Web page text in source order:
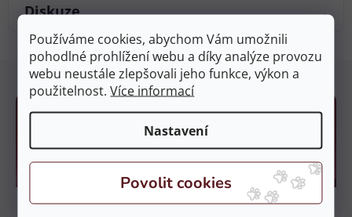
Používáme cookies, abychom Vám umožnili
pohodlné prohlížení webu a díky analýze provozu
webu neustále zlepšovali jeho funkce, výkon a
použitelnost.Více informací
Nastavení
Diskuze
Kamenné prodejny
Prodejna Čestlice